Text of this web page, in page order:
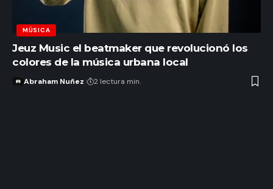
MÚSICA
Jeuz Music el beatmaker que revolucionó los
colores de la música urbana local
Abraham Nuñez 2 lectura min.